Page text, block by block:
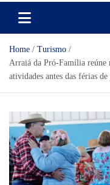
Home
Turismo
Arraiá da Pró-Família reúne
atividades antes das férias